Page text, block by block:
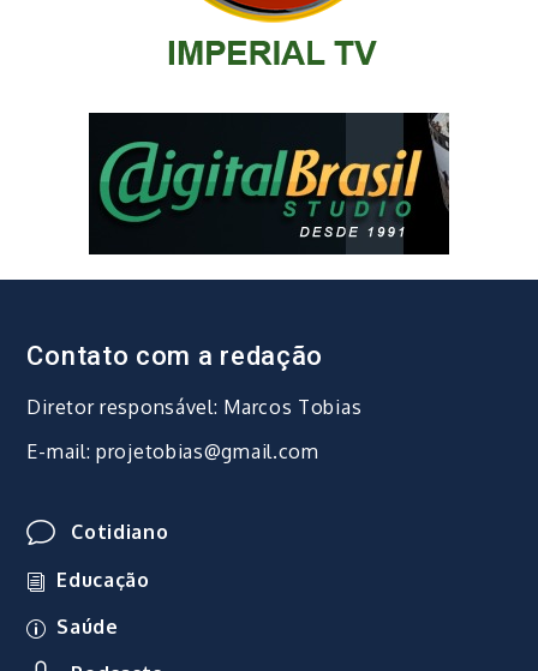
Contato com a redação
Diretor responsável: Marcos Tobias
E-mail: projetobias@gmail.com
Cotidiano
Educação
Saúde